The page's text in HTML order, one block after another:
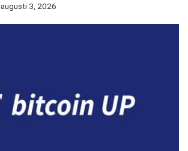
augusti 3, 2026